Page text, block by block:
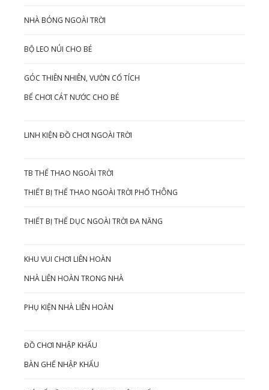
NHÀ BÓNG NGOÀI TRỜI
BỘ LEO NÚI CHO BÉ
GÓC THIÊN NHIÊN, VƯỜN CỔ TÍCH
BỂ CHƠI CÁT NƯỚC CHO BÉ
LINH KIỆN ĐỒ CHƠI NGOÀI TRỜI
TB THỂ THAO NGOÀI TRỜI
THIẾT BỊ THỂ THAO NGOÀI TRỜI PHỔ THÔNG
THIẾT BỊ THỂ DỤC NGOÀI TRỜI ĐA NĂNG
KHU VUI CHƠI LIÊN HOÀN
NHÀ LIÊN HOÀN TRONG NHÀ
PHỤ KIỆN NHÀ LIÊN HOÀN
ĐỒ CHƠI NHẬP KHẨU
BÀN GHẾ NHẬP KHẨU